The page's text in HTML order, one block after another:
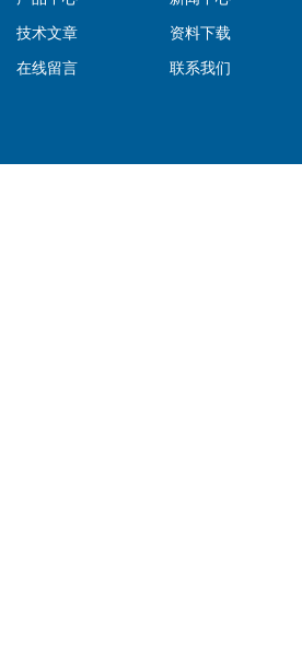
技术文章
资料下载
在线留言
联系我们